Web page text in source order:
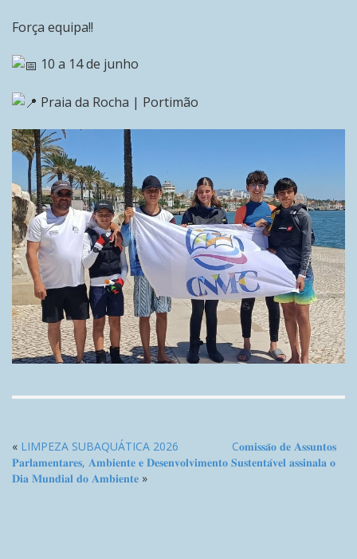
Força equipa!!
10 a 14 de junho
Praia da Rocha | Portimão
« LIMPEZA SUBAQUÁTICA 2026
C𝐨𝐦𝐢𝐬𝐬𝐚̃𝐨 𝐝𝐞 𝐀𝐬𝐬𝐮𝐧𝐭𝐨𝐬
𝐏𝐚𝐫𝐥𝐚𝐦𝐞𝐧𝐭𝐚𝐫𝐞𝐬, 𝐀𝐦𝐛𝐢𝐞𝐧𝐭𝐞 𝐞 𝐃𝐞𝐬𝐞𝐧𝐯𝐨𝐥𝐯𝐢𝐦𝐞𝐧𝐭𝐨 𝐒𝐮𝐬𝐭𝐞𝐧𝐭𝐚́𝐯𝐞𝐥 𝐚𝐬𝐬𝐢𝐧𝐚𝐥𝐚 𝐨
𝐃𝐢𝐚 𝐌𝐮𝐧𝐝𝐢𝐚𝐥 𝐝𝐨 𝐀𝐦𝐛𝐢𝐞𝐧𝐭𝐞 »